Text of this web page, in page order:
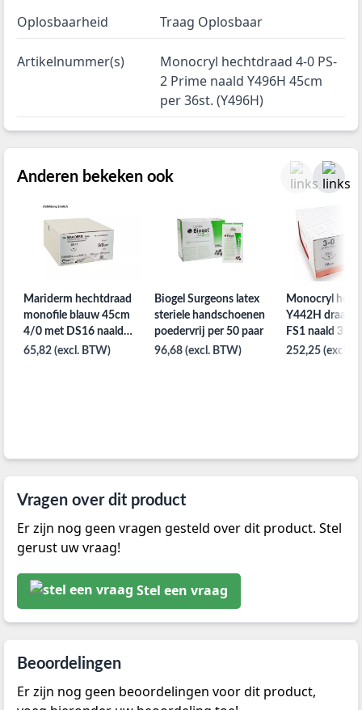
Oplosbaarheid Traag Oplosbaar
Artikelnummer(s)
Monocryl hechtdraad 4-0 PS-
2 Prime naald Y496H 45cm
per 36st. (Y496H)
Anderen bekeken ook
Mariderm hechtdraad
monofile blauw 45cm
4/0 met DS16 naald
per 24st.
65,82 (excl. BTW)
Biogel Surgeons latex
steriele handschoenen
poedervrij per 50 paar
96,68 (excl. BTW)
Monocryl
Y442H draad
FS1 naald 3/8
per 36st.
252,25 (excl.
Vragen over dit product
Er zijn nog geen vragen gesteld over dit product. Stel
gerust uw vraag!
Stel een vraag
Beoordelingen
Er zijn nog geen beoordelingen voor dit product,